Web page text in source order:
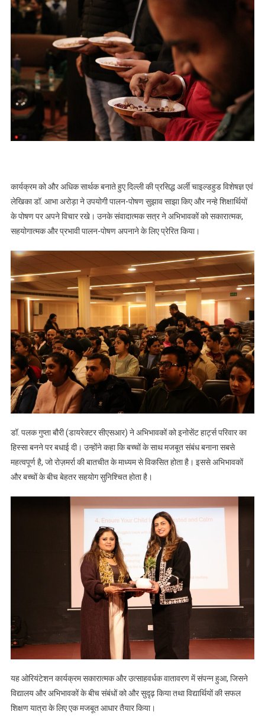
कार्यक्रम को और अधिक सार्थक बनाते हुए दिल्ली की प्रसिद्ध अर्ली चाइल्डहुड विशेषज्ञ एवं
लेखिका डॉ. आभा अरोड़ा ने उपयोगी पालन-पोषण सुझाव साझा किए और नन्हे शिक्षार्थियों
के पोषण पर अपने विचार रखे। उनके संवादात्मक सत्र ने अभिभावकों को सकारात्मक,
सहयोगात्मक और प्रभावी पालन-पोषण अपनाने के लिए प्रेरित किया।
डॉ. पलक गुप्ता बौरी (डायरेक्टर सीएसआर) ने अभिभावकों को इनोसेंट हार्ट्स परिवार का
हिस्सा बनने पर बधाई दी। उन्होंने कहा कि बच्चों के साथ मजबूत संबंध बनाना सबसे
महत्वपूर्ण है, जो रोज़मर्रा की बातचीत के माध्यम से विकसित होता है। इससे अभिभावकों
और बच्चों के बीच बेहतर सहयोग सुनिश्चित होता है।
यह ओरियंटेशन कार्यक्रम सकारात्मक और उत्साहवर्धक वातावरण में संपन्न हुआ, जिसने
विद्यालय और अभिभावकों के बीच संबंधों को और सुदृढ़ किया तथा विद्यार्थियों की सफल
शिक्षण यात्रा के लिए एक मजबूत आधार तैयार किया।